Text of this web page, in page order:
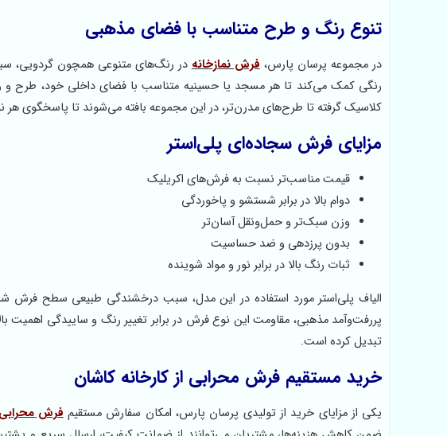
تنوع رنگ و طرح متناسب با فضای مذهبی
در مجموعه پرسان پارس،فرش نمازخانهدر رنگ‌های متنوعی همچون گردویی،
رنگی کمک می‌کند تا هر مسجد یا حسینیه متناسب با فضای داخلی خود، طرح و
کلاسیک گرفته تا طرح‌های مدرن‌تر، در این مجموعه بافته می‌شوند تا پاسخگوی هر
مزایای فرش سجاده‌ای پلی‌استر
قیمت مناسب‌تر نسبت به فرش‌های اکریلیک
دوام بالا در برابر شستشو و پاخوردگی
وزن سبک‌تر و حمل‌ونقل آسان‌تر
بدون پرزدهی و ضد حساسیت
ثبات رنگ بالا در برابر نور و مواد شوینده
الیاف پلی‌استر مورد استفاده در این مدل، سبب درخشندگی طبیعی سطح فرش
پررفت‌وآمد مذهبی، مقاومت این نوع فرش در برابر تغییر رنگ و ساییدگی اهمیت
تبدیل کرده است.
خرید مستقیم فرش محرابی از کارخانه کاشان
یکی از مزایای خرید از تولیدی پرسان پارس، امکان سفارش مستقیمفرش